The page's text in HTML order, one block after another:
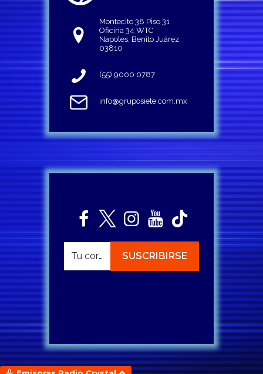
Montecito 38 Piso 31
Oficina 34 WTC
Napoles, Benito Juárez
03810
(55) 9000 0787
info@gruposiete.com.mx